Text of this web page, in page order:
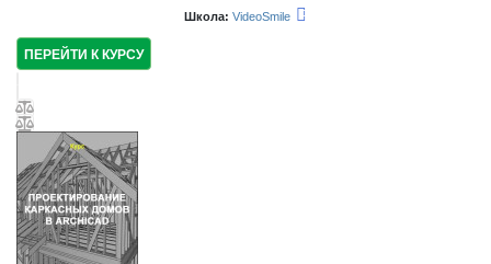
Школа: VideoSmile
ПЕРЕЙТИ К КУРСУ